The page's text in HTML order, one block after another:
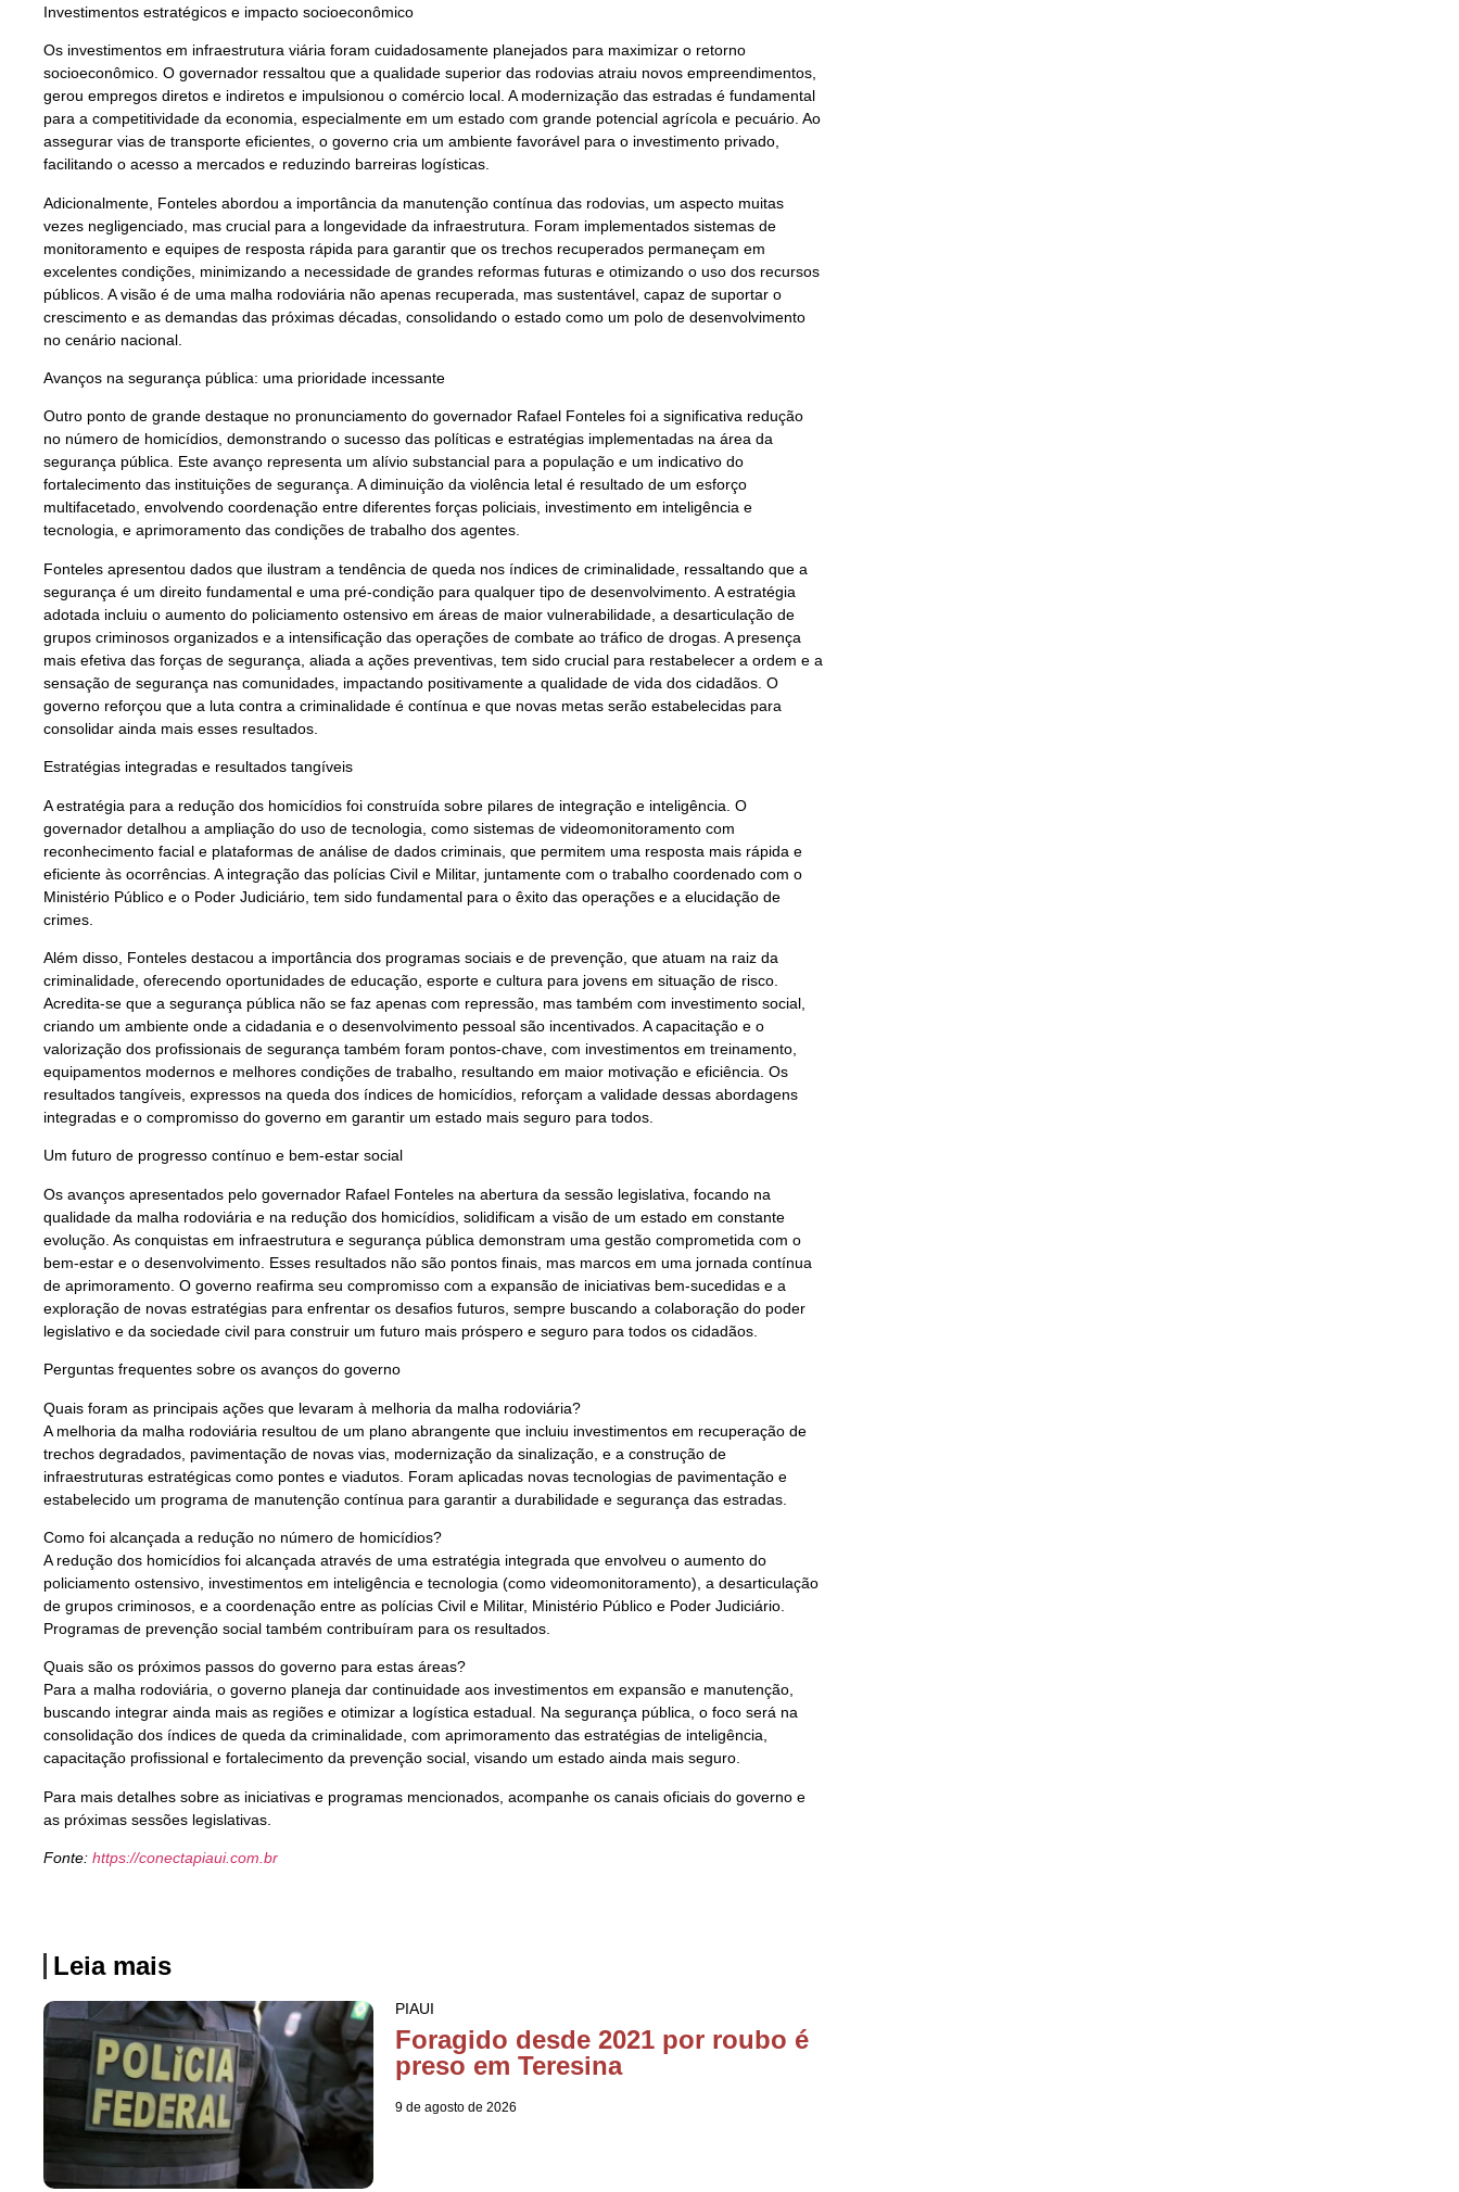
Investimentos estratégicos e impacto socioeconômico
Os investimentos em infraestrutura viária foram cuidadosamente planejados para maximizar o retorno
socioeconômico. O governador ressaltou que a qualidade superior das rodovias atraiu novos empreendimentos,
gerou empregos diretos e indiretos e impulsionou o comércio local. A modernização das estradas é fundamental
para a competitividade da economia, especialmente em um estado com grande potencial agrícola e pecuário. Ao
assegurar vias de transporte eficientes, o governo cria um ambiente favorável para o investimento privado,
facilitando o acesso a mercados e reduzindo barreiras logísticas.
Adicionalmente, Fonteles abordou a importância da manutenção contínua das rodovias, um aspecto muitas
vezes negligenciado, mas crucial para a longevidade da infraestrutura. Foram implementados sistemas de
monitoramento e equipes de resposta rápida para garantir que os trechos recuperados permaneçam em
excelentes condições, minimizando a necessidade de grandes reformas futuras e otimizando o uso dos recursos
públicos. A visão é de uma malha rodoviária não apenas recuperada, mas sustentável, capaz de suportar o
crescimento e as demandas das próximas décadas, consolidando o estado como um polo de desenvolvimento
no cenário nacional.
Avanços na segurança pública: uma prioridade incessante
Outro ponto de grande destaque no pronunciamento do governador Rafael Fonteles foi a significativa redução
no número de homicídios, demonstrando o sucesso das políticas e estratégias implementadas na área da
segurança pública. Este avanço representa um alívio substancial para a população e um indicativo do
fortalecimento das instituições de segurança. A diminuição da violência letal é resultado de um esforço
multifacetado, envolvendo coordenação entre diferentes forças policiais, investimento em inteligência e
tecnologia, e aprimoramento das condições de trabalho dos agentes.
Fonteles apresentou dados que ilustram a tendência de queda nos índices de criminalidade, ressaltando que a
segurança é um direito fundamental e uma pré-condição para qualquer tipo de desenvolvimento. A estratégia
adotada incluiu o aumento do policiamento ostensivo em áreas de maior vulnerabilidade, a desarticulação de
grupos criminosos organizados e a intensificação das operações de combate ao tráfico de drogas. A presença
mais efetiva das forças de segurança, aliada a ações preventivas, tem sido crucial para restabelecer a ordem e a
sensação de segurança nas comunidades, impactando positivamente a qualidade de vida dos cidadãos. O
governo reforçou que a luta contra a criminalidade é contínua e que novas metas serão estabelecidas para
consolidar ainda mais esses resultados.
Estratégias integradas e resultados tangíveis
A estratégia para a redução dos homicídios foi construída sobre pilares de integração e inteligência. O
governador detalhou a ampliação do uso de tecnologia, como sistemas de videomonitoramento com
reconhecimento facial e plataformas de análise de dados criminais, que permitem uma resposta mais rápida e
eficiente às ocorrências. A integração das polícias Civil e Militar, juntamente com o trabalho coordenado com o
Ministério Público e o Poder Judiciário, tem sido fundamental para o êxito das operações e a elucidação de
crimes.
Além disso, Fonteles destacou a importância dos programas sociais e de prevenção, que atuam na raiz da
criminalidade, oferecendo oportunidades de educação, esporte e cultura para jovens em situação de risco.
Acredita-se que a segurança pública não se faz apenas com repressão, mas também com investimento social,
criando um ambiente onde a cidadania e o desenvolvimento pessoal são incentivados. A capacitação e o
valorização dos profissionais de segurança também foram pontos-chave, com investimentos em treinamento,
equipamentos modernos e melhores condições de trabalho, resultando em maior motivação e eficiência. Os
resultados tangíveis, expressos na queda dos índices de homicídios, reforçam a validade dessas abordagens
integradas e o compromisso do governo em garantir um estado mais seguro para todos.
Um futuro de progresso contínuo e bem-estar social
Os avanços apresentados pelo governador Rafael Fonteles na abertura da sessão legislativa, focando na
qualidade da malha rodoviária e na redução dos homicídios, solidificam a visão de um estado em constante
evolução. As conquistas em infraestrutura e segurança pública demonstram uma gestão comprometida com o
bem-estar e o desenvolvimento. Esses resultados não são pontos finais, mas marcos em uma jornada contínua
de aprimoramento. O governo reafirma seu compromisso com a expansão de iniciativas bem-sucedidas e a
exploração de novas estratégias para enfrentar os desafios futuros, sempre buscando a colaboração do poder
legislativo e da sociedade civil para construir um futuro mais próspero e seguro para todos os cidadãos.
Perguntas frequentes sobre os avanços do governo
Quais foram as principais ações que levaram à melhoria da malha rodoviária?
A melhoria da malha rodoviária resultou de um plano abrangente que incluiu investimentos em recuperação de
trechos degradados, pavimentação de novas vias, modernização da sinalização, e a construção de
infraestruturas estratégicas como pontes e viadutos. Foram aplicadas novas tecnologias de pavimentação e
estabelecido um programa de manutenção contínua para garantir a durabilidade e segurança das estradas.
Como foi alcançada a redução no número de homicídios?
A redução dos homicídios foi alcançada através de uma estratégia integrada que envolveu o aumento do
policiamento ostensivo, investimentos em inteligência e tecnologia (como videomonitoramento), a desarticulação
de grupos criminosos, e a coordenação entre as polícias Civil e Militar, Ministério Público e Poder Judiciário.
Programas de prevenção social também contribuíram para os resultados.
Quais são os próximos passos do governo para estas áreas?
Para a malha rodoviária, o governo planeja dar continuidade aos investimentos em expansão e manutenção,
buscando integrar ainda mais as regiões e otimizar a logística estadual. Na segurança pública, o foco será na
consolidação dos índices de queda da criminalidade, com aprimoramento das estratégias de inteligência,
capacitação profissional e fortalecimento da prevenção social, visando um estado ainda mais seguro.
Para mais detalhes sobre as iniciativas e programas mencionados, acompanhe os canais oficiais do governo e
as próximas sessões legislativas.
Fonte: https://conectapiaui.com.br
Leia mais
PIAUI
Foragido desde 2021 por roubo é
preso em Teresina
9 de agosto de 2026